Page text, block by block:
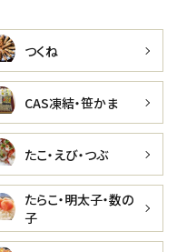
つくね
CAS凍結・笹かま
たこ・えび・つぶ
たらこ・明太子・数の
子